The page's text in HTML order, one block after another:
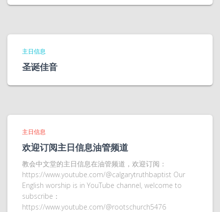
主日信息
圣诞佳音
主日信息
欢迎订阅主日信息油管频道
教会中文堂的主日信息在油管频道，欢迎订阅：
https://www.youtube.com/@calgarytruthbaptist Our
English worship is in YouTube channel, welcome to
subscribe：
https://www.youtube.com/@rootschurch5476